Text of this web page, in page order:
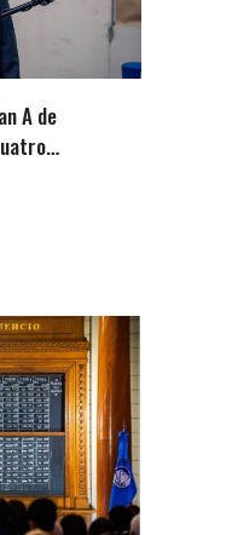
A de